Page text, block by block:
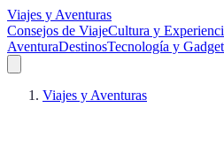
Viajes y Aventuras
Consejos de ViajeCultura y
AventuraDestinosTecnología y
Viajes y Aventuras